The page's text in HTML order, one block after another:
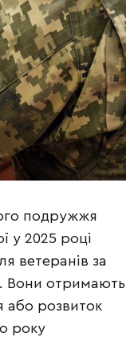
подружжя
у 2025 році
ветеранів за
Вони отримають
або розвиток
року